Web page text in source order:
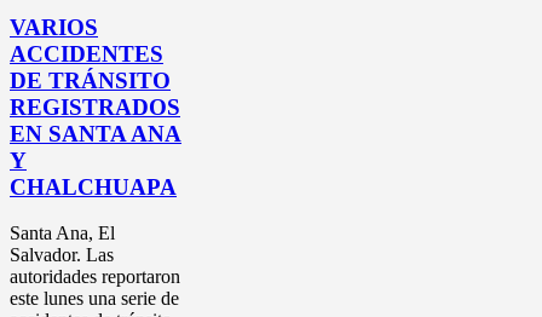
VARIOS
ACCIDENTES
DE TRÁNSITO
REGISTRADOS
EN SANTA ANA
Y
CHALCHUAPA
Santa Ana, El
Salvador. Las
autoridades reportaron
este lunes una serie de